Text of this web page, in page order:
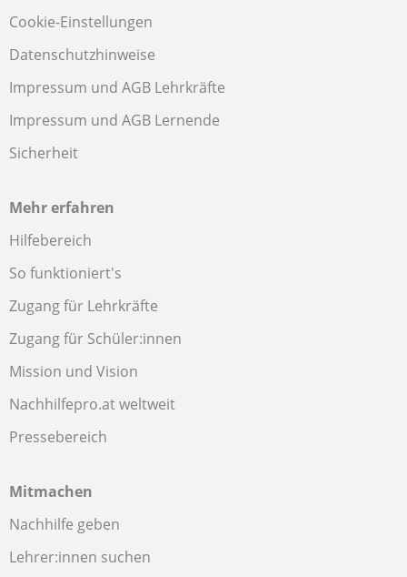
Cookie-Einstellungen
Datenschutzhinweise
Impressum und AGB Lehrkräfte
Impressum und AGB Lernende
Sicherheit
Mehr erfahren
Hilfebereich
So funktioniert's
Zugang für Lehrkräfte
Zugang für Schüler:innen
Mission und Vision
Nachhilfepro.at weltweit
Pressebereich
Mitmachen
Nachhilfe geben
Lehrer:innen suchen